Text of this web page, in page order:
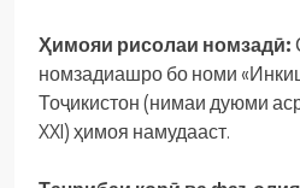
Ҳимояи рисолаи номзадӣ:
номзадиашро бо номи
Тоҷикистон (нимаи дуюми
XXI) ҳимоя намудааст.